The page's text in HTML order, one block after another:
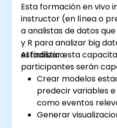
cuantitativa sólida para
análisis.
Esta formación en vivo
instructor (en línea o
a analistas de datos
y R para analizar big
estadístico.
Al finalizar esta
participantes serán
Crear modelos
predecir variables
como eventos
Generar